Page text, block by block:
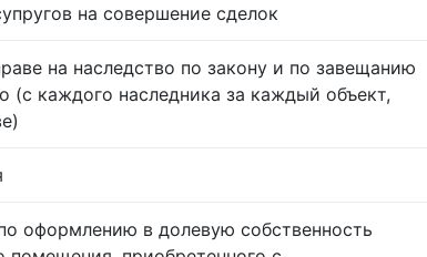
на совершение сделок
на наследство по закону и по завещанию
каждого наследника за каждый объект,
оформлению в долевую собственность